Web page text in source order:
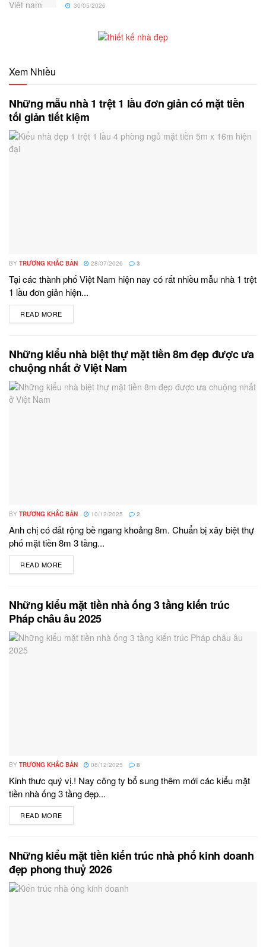
30/05/2026
Xem Nhiều
Những mẫu nhà 1 trệt 1 lầu đơn giản có mặt tiền
tối giản tiết kiệm
BY TRƯƠNG KHẮC BẢN 28/07/2026 3
Tại các thành phố Việt Nam hiện nay có rất nhiều mẫu nhà 1 trệt
1 lầu đơn giản hiện...
READ MORE
Những kiểu nhà biệt thự mặt tiền 8m đẹp được ưa
chuộng nhất ở Việt Nam
BY TRƯƠNG KHẮC BẢN 10/12/2025 2
Anh chị có đất rộng bề ngang khoảng 8m. Chuẩn bị xây biệt thự
phố mặt tiền 8m 3 tầng...
READ MORE
Những kiểu mặt tiền nhà ống 3 tầng kiến trúc
Pháp châu âu 2025
BY TRƯƠNG KHẮC BẢN 08/12/2025 8
Kinh thưc quý vị.! Nay công ty bổ sung thêm mới các kiểu mặt
tiền nhà ống 3 tầng đẹp...
READ MORE
Những kiểu mặt tiền kiến trúc nhà phố kinh doanh
đẹp phong thuỷ 2026